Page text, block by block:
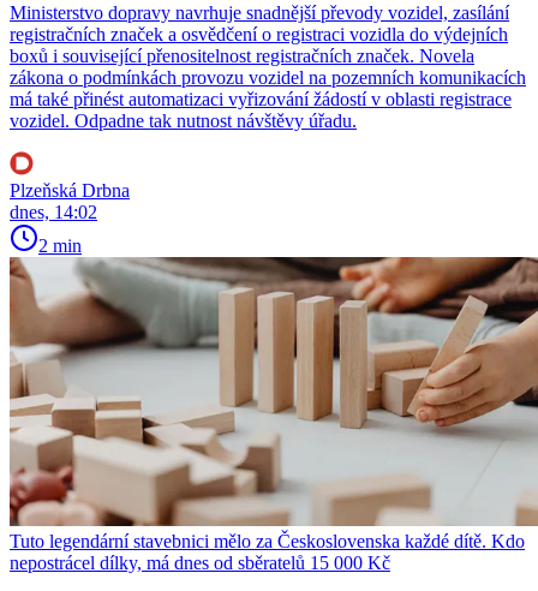
Ministerstvo dopravy navrhuje snadnější převody vozidel, zasílání
registračních značek a osvědčení o registraci vozidla do výdejních
boxů i související přenositelnost registračních značek. Novela
zákona o podmínkách provozu vozidel na pozemních komunikacích
má také přinést automatizaci vyřizování žádostí v oblasti registrace
vozidel. Odpadne tak nutnost návštěvy úřadu.
Plzeňská Drbna
dnes, 14:02
2 min
Tuto legendární stavebnici mělo za Československa každé dítě. Kdo
nepostrácel dílky, má dnes od sběratelů 15 000 Kč